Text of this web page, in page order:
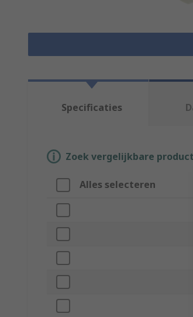
Specificaties
Zoek vergelijkbare
Alles selecteren